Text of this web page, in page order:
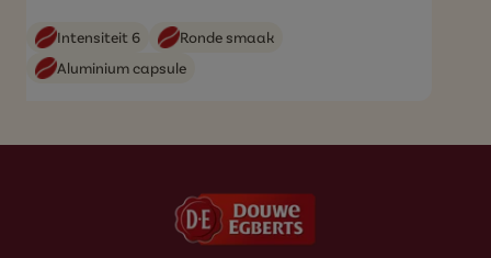
Intensiteit 6
Ronde smaak
Aluminium capsule